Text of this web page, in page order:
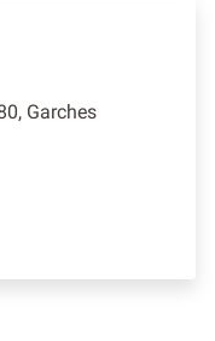
Garches